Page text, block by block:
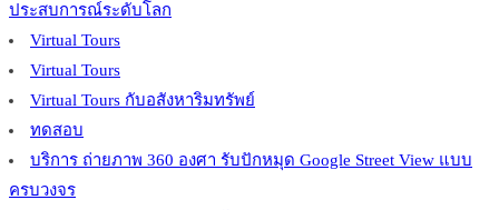
ประสบการณ์ระดับโลก
Virtual Tours
Virtual Tours
Virtual Tours กับอสังหาริมทรัพย์
ทดสอบ
บริการ ถ่ายภาพ 360 องศา รับปักหมุด Google Street View แบบ
ครบวงจร